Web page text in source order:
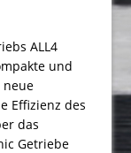
ALL4
und
neue
Effizienz des
das
Getriebe